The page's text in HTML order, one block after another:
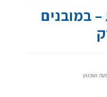
– במובנים
ושכנוע